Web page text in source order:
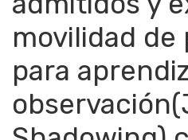
movilidad
para